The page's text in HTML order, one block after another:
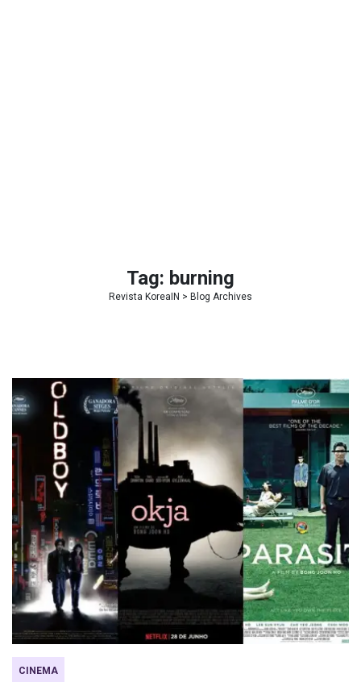
Tag: burning
Revista KoreaIN > Blog Archives
CINEMA